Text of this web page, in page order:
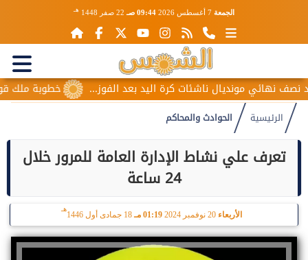
الجمعة 09:44 صـ 22 صفر 1448 هـ
خطوبة ملك قورة مونديال ناشئات كرة اليد بعد الفوز...
الرئيسية الحوادث والمحاكم
تعرف علي نشاط الإدارة العامة للمرور خلال
24 ساعة
الأربعاء 20 نوفمبر 2024 01:19 مـ 18 جمادى أول 1446
هـ